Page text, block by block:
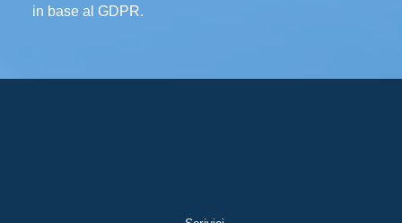
in base al GDPR.